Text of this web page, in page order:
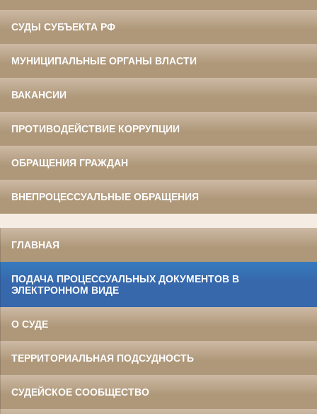
СУДЫ СУБЪЕКТА РФ
МУНИЦИПАЛЬНЫЕ ОРГАНЫ ВЛАСТИ
ВАКАНСИИ
ПРОТИВОДЕЙСТВИЕ КОРРУПЦИИ
ОБРАЩЕНИЯ ГРАЖДАН
ВНЕПРОЦЕССУАЛЬНЫЕ ОБРАЩЕНИЯ
ГЛАВНАЯ
ПОДАЧА ПРОЦЕССУАЛЬНЫХ ДОКУМЕНТОВ В
ЭЛЕКТРОННОМ ВИДЕ
О СУДЕ
ТЕРРИТОРИАЛЬНАЯ ПОДСУДНОСТЬ
СУДЕЙСКОЕ СООБЩЕСТВО